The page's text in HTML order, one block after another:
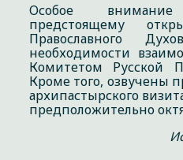
Особое
предстоящему
Православного
необходимости
Комитетом Русской
Кроме того, озвучены
архипастырского
предположительно